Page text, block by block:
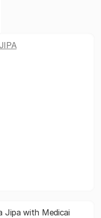
Jipa with Medicai